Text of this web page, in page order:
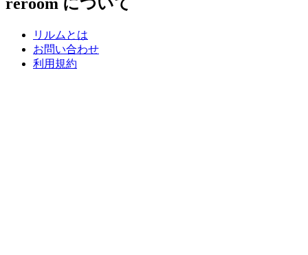
reroom について
リルムとは
お問い合わせ
利用規約